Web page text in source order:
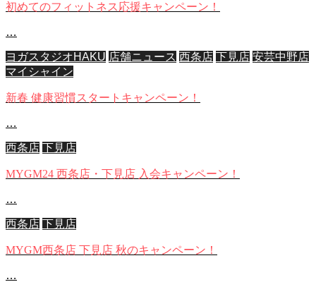
初めてのフィットネス応援キャンペーン！
…
ヨガスタジオHAKU 店舗ニュース 西条店 下見店 安芸中野店
マイシャイン
新春 健康習慣スタートキャンペーン！
…
西条店 下見店
MYGM24 西条店・下見店 入会キャンペーン！
…
西条店 下見店
MYGM西条店 下見店 秋のキャンペーン！
…